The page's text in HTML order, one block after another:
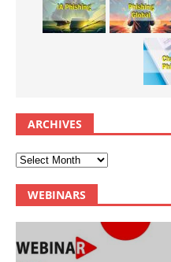
ARCHIVES
WEBINARS